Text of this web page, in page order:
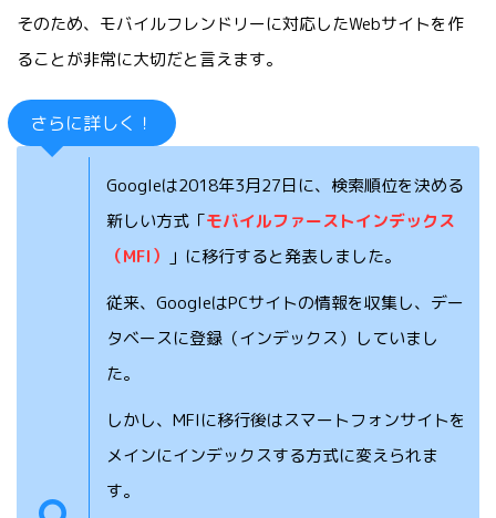
そのため、モバイルフレンドリーに対応したWebサイトを作
ることが非常に大切だと言えます。
さらに詳しく！
Googleは2018年3月27日に、検索順位を決める
新しい方式「モバイルファーストインデックス
（MFI）
」に移行すると発表しました。
従来、GoogleはPCサイトの情報を収集し、デー
タベースに登録（インデックス）していまし
た。
しかし、MFIに移行後はスマートフォンサイトを
メインにインデックスする方式に変えられま
す。